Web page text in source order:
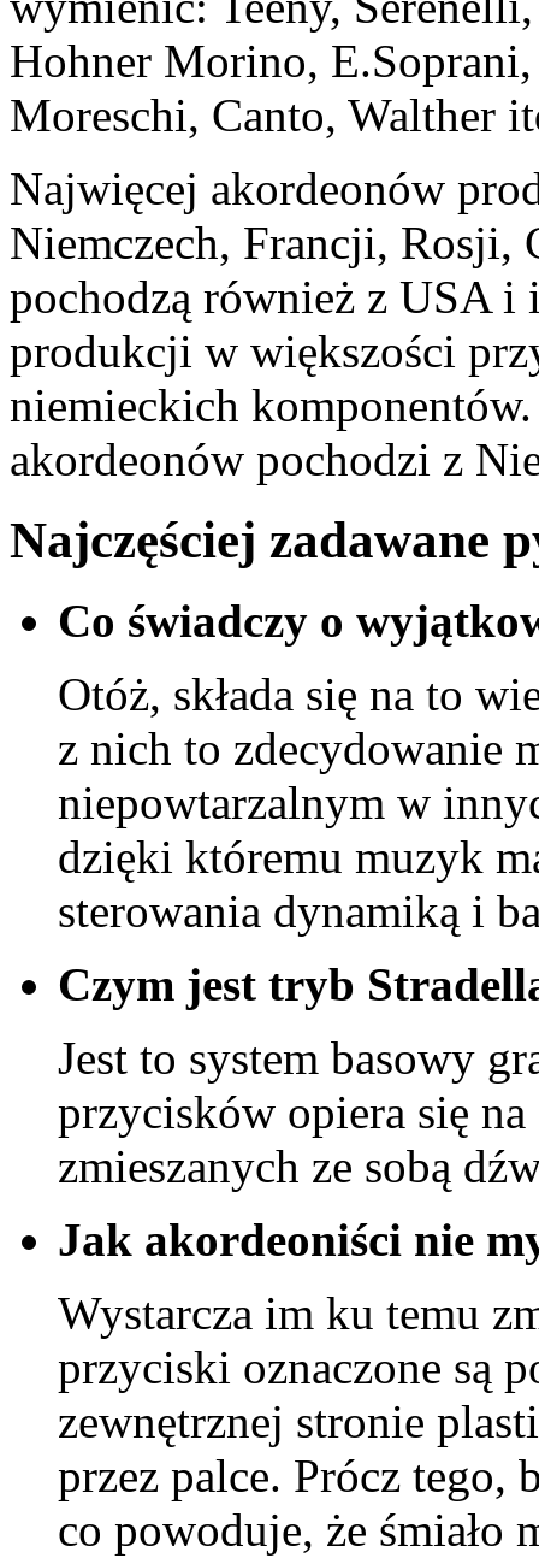
Hohner Morino,
Moreschi, Canto, Walther
Najwięcej akordeonów
Niemczech, Francji, Rosji,
pochodzą również z USA
produkcji w większości
niemieckich
akordeonów pochodzi z
Najczęściej zadawane
Co świadczy o
Otóż, składa się na to
z nich to zdecydowanie
niepowtarzalnym w
dzięki któremu muzyk
sterowania dynamiką i
Czym jest tryb
Jest to system basowy
przycisków opiera się
zmieszanych ze sobą
Jak akordeoniści nie
Wystarcza im ku temu
przyciski oznaczone są
zewnętrznej stronie
przez palce. Prócz tego,
co powoduje, że śmiało